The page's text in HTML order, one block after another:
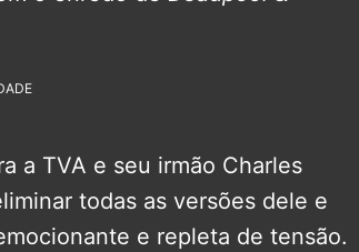
a TVA e seu irmão Charles
todas as versões dele e
e repleta de tensão.